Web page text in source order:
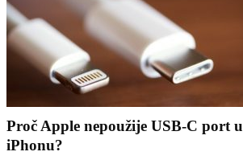
Proč Apple nepoužije USB-C port u
iPhonu?